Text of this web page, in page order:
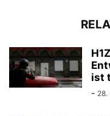
ist
- 28.